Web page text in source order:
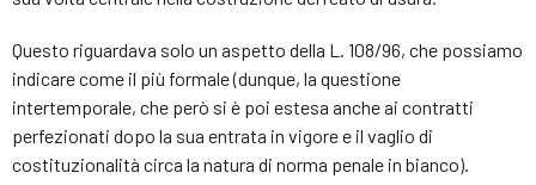
Questo riguardava solo un aspetto della L. 108/96, che possiamo
indicare come il più formale (dunque, la questione
intertemporale, che però si è poi estesa anche ai contratti
perfezionati dopo la sua entrata in vigore e il vaglio di
costituzionalità circa la natura di norma penale in bianco).